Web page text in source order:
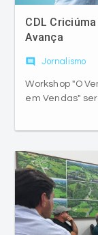
CDL
Avança
comment Jornalismo
Workshop "O
em Vendas"